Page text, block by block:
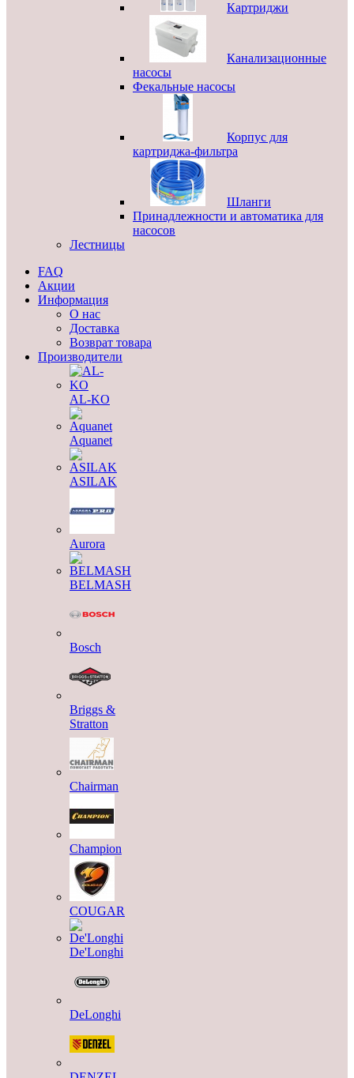
Картриджи
Канализационные
насосы
Фекальные насосы
Корпус для
картриджа-фильтра
Шланги
Принадлежности и автоматика для
насосов
Лестницы
FAQ
Акции
Информация
О нас
Доставка
Возврат товара
Производители
AL-KO
Aquanet
ASILAK
Aurora
BELMASH
Bosch
Briggs &
Stratton
Chairman
Champion
COUGAR
De'Longhi
DeLonghi